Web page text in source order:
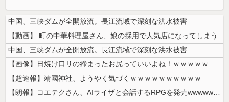
中国、三峡ダムが全開放流。長江流域で深刻な洪水被害
【動画】 町の中華料理屋さん、娘の採用で人気店になってしまう
中国、三峡ダムが全開放流。長江流域で深刻な洪水被害
【画像】日焼け口リの締まったお尻っていいよね！ｗｗｗｗｗ
【超速報】靖國神社、ようやく気づくｗｗｗｗｗｗｗｗｗｗ
【朗報】コエテクさん、AIライザと会話するRPGを発売wwwwwwww...